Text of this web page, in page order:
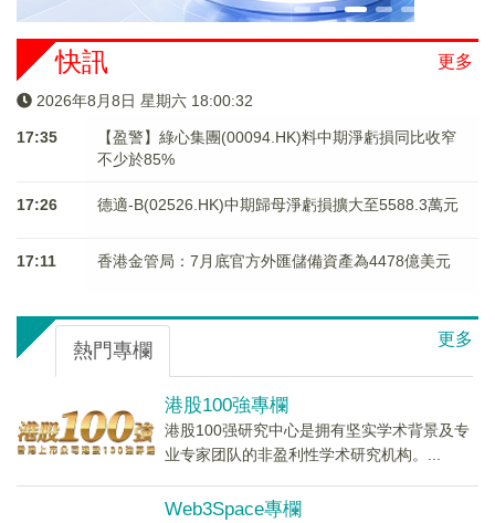
更多
快訊
2026年8月8日 星期六 18:00:33
17:35
【盈警】綠心集團(00094.HK)料中期淨虧損同比收窄
不少於85%
17:26 德適-B(02526.HK)中期歸母淨虧損擴大至5588.3萬元
17:11 香港金管局：7月底官方外匯儲備資產為4478億美元
更多
熱門專欄
港股100強專欄
港股100强研究中心是拥有坚实学术背景及专
业专家团队的非盈利性学术研究机构。...
Web3Space專欄